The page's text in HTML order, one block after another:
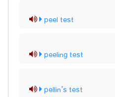
peel test
peeling test
pellin’s test